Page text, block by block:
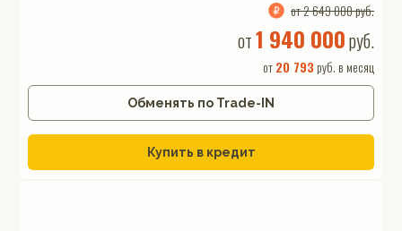
от 2 649 000 руб.
от1 940 000руб.
от20 793 руб. в месяц
Обменять по Trade-IN
Купить в кредит